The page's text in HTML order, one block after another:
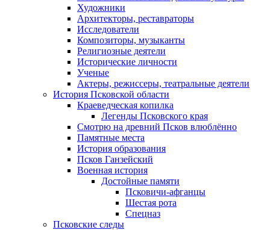
Художники
Архитекторы, реставраторы
Исследователи
Композиторы, музыканты
Религиозные деятели
Исторические личности
Ученые
Актеры, режиссеры, театральные деятели
История Псковской области
Краеведческая копилка
Легенды Псковского края
Смотрю на древний Псков влюблённо
Памятные места
История образования
Псков Ганзейский
Военная история
Достойные памяти
Псковичи-афганцы
Шестая рота
Спецназ
Псковские следы